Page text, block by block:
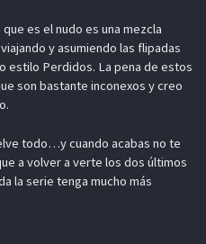
es el nudo es una mezcla
y asumiendo las flipadas
estilo Perdidos. La pena de estos
son bastante inconexos y creo
todo…y cuando acabas no te
a volver a verte los dos últimos
la serie tenga mucho más